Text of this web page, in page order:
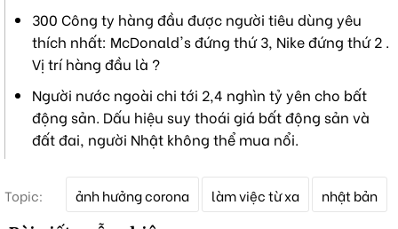
300 Công ty hàng đầu được người tiêu dùng yêu
thích nhất: McDonald's đứng thứ 3, Nike đứng thứ 2 .
Vị trí hàng đầu là ?
Người nước ngoài chi tới 2,4 nghìn tỷ yên cho bất
động sản. Dấu hiệu suy thoái giá bất động sản và
đất đai, người Nhật không thể mua nổi.
Topic:
k
ảnh hưởng corona làm việc từ xa nhật bản